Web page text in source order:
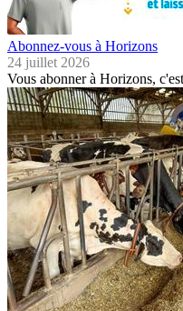
Abonnez-vous à Horizons
24 juillet 2026
Vous abonner à Horizons,